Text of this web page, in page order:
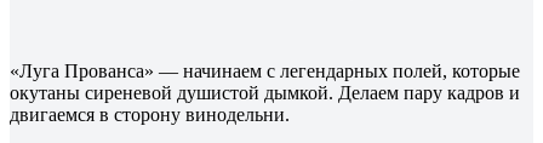
«Луга Прованса» — начинаем с легендарных полей, которые
окутаны сиреневой душистой дымкой. Делаем пару кадров и
двигаемся в сторону винодельни.